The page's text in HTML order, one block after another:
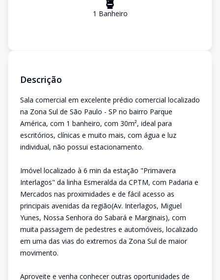
1 Banheiro
Descrição
Sala comercial em excelente prédio comercial localizado
na Zona Sul de São Paulo - SP no bairro Parque
América, com 1 banheiro, com 30m², ideal para
escritórios, clínicas e muito mais, com água e luz
individual, não possui estacionamento.
Imóvel localizado à 6 min da estação "Primavera
Interlagos" da linha Esmeralda da CPTM, com Padaria e
Mercados nas proximidades e de fácil acesso as
principais avenidas da região(Av. Interlagos, Miguel
Yunes, Nossa Senhora do Sabará e Marginais), com
muita passagem de pedestres e automóveis, localizado
em uma das vias do extremos da Zona Sul de maior
movimento.
Aproveite e venha conhecer outras oportunidades de